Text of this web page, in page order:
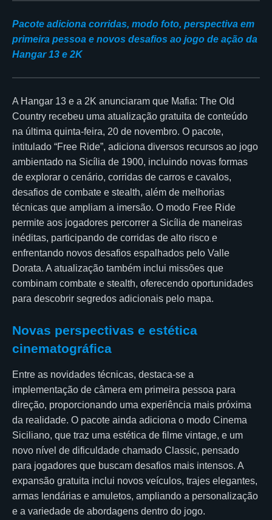
Pacote adiciona corridas, modo foto, perspectiva em
primeira pessoa e novos desafios ao jogo de ação da
Hangar 13 e 2K
A Hangar 13 e a 2K anunciaram que Mafia: The Old
Country recebeu uma atualização gratuita de conteúdo
na última quinta-feira, 20 de novembro. O pacote,
intitulado “Free Ride”, adiciona diversos recursos ao jogo
ambientado na Sicília de 1900, incluindo novas formas
de explorar o cenário, corridas de carros e cavalos,
desafios de combate e stealth, além de melhorias
técnicas que ampliam a imersão. O modo Free Ride
permite aos jogadores percorrer a Sicília de maneiras
inéditas, participando de corridas de alto risco e
enfrentando novos desafios espalhados pelo Valle
Dorata. A atualização também inclui missões que
combinam combate e stealth, oferecendo oportunidades
para descobrir segredos adicionais pelo mapa.
Novas perspectivas e estética
cinematográfica
Entre as novidades técnicas, destaca-se a
implementação de câmera em primeira pessoa para
direção, proporcionando uma experiência mais próxima
da realidade. O pacote ainda adiciona o modo Cinema
Siciliano, que traz uma estética de filme vintage, e um
novo nível de dificuldade chamado Classic, pensado
para jogadores que buscam desafios mais intensos. A
expansão gratuita inclui novos veículos, trajes elegantes,
armas lendárias e amuletos, ampliando a personalização
e a variedade de abordagens dentro do jogo.